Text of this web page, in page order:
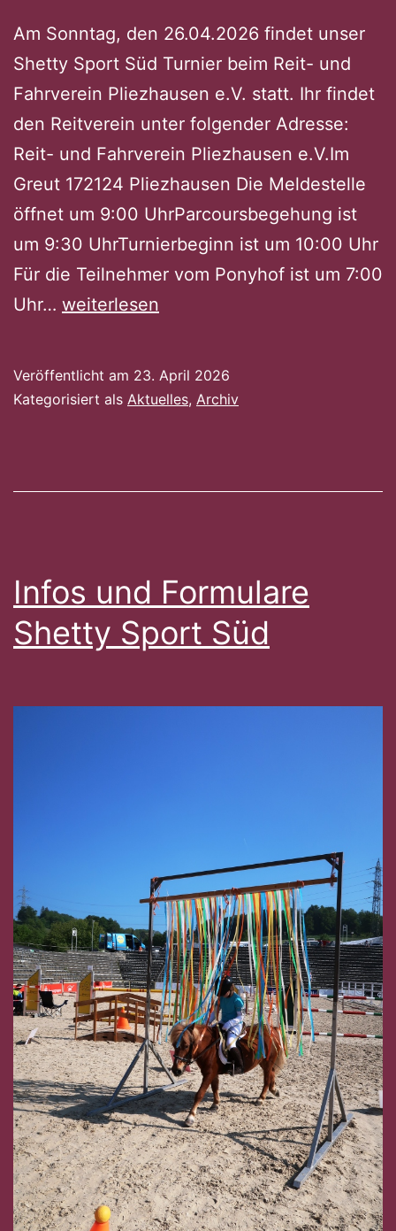
Am Sonntag, den 26.04.2026 findet unser
Shetty Sport Süd Turnier beim Reit- und
Fahrverein Pliezhausen e.V. statt. Ihr findet
den Reitverein unter folgender Adresse:
Reit- und Fahrverein Pliezhausen e.V.Im
Greut 172124 Pliezhausen Die Meldestelle
öffnet um 9:00 UhrParcoursbegehung ist
um 9:30 UhrTurnierbeginn ist um 10:00 Uhr
Für die Teilnehmer vom Ponyhof ist um 7:00
Uhr… Shetty
in
weiterlesen
Veröffentlicht am 23. April 2026
Kategorisiert als Aktuelles, Archiv
Infos und Formulare
Shetty Sport Süd